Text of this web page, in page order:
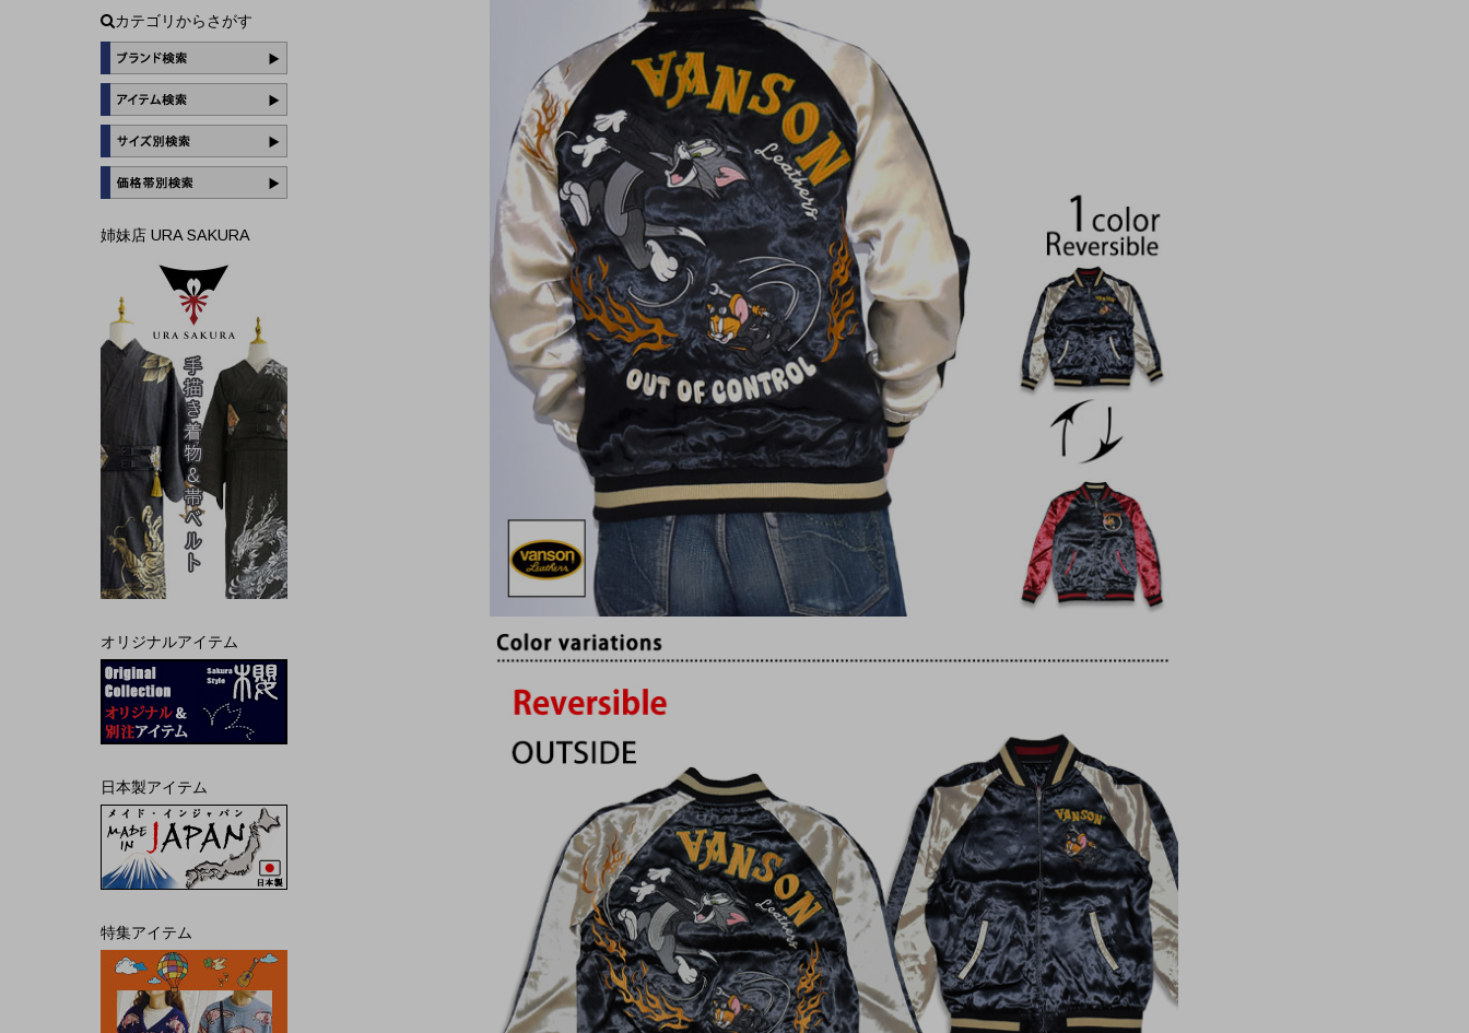
カテゴリからさがす
姉妹店 URA SAKURA
オリジナルアイテム
日本製アイテム
特集アイテム